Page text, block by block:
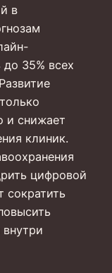
в
до 35% всех
и снижает
клиник.
цифровой
сократить